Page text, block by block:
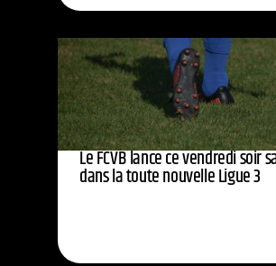
Le FCVB lance ce vendredi soir
dans la toute nouvelle Ligue 3